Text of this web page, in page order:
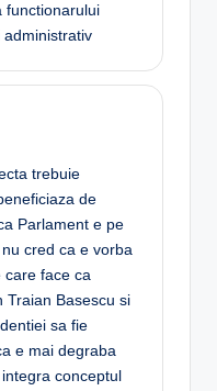
functionarului
administrativ
trebuie
de
Parlament e pe
cred ca e vorba
care face ca
Traian Basescu si
sa fie
e mai degraba
conceptul